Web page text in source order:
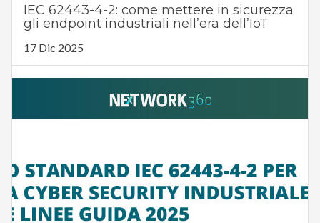
IEC 62443-4-2: come mettere in sicurezza
gli endpoint industriali nell’era dell’IoT
17 Dic 2025